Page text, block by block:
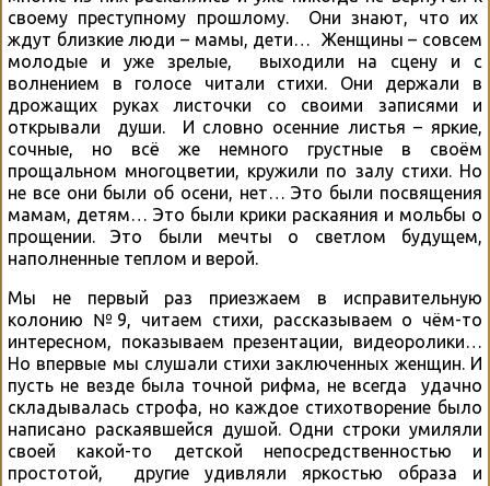
своему преступному прошлому. Они знают, что их
ждут близкие люди – мамы, дети… Женщины – совсем
молодые и уже зрелые, выходили на сцену и с
волнением в голосе читали стихи. Они держали в
дрожащих руках листочки со своими записями и
открывали души. И словно осенние листья – яркие,
сочные, но всё же немного грустные в своём
прощальном многоцветии, кружили по залу стихи. Но
не все они были об осени, нет… Это были посвящения
мамам, детям… Это были крики раскаяния и мольбы о
прощении. Это были мечты о светлом будущем,
наполненные теплом и верой.
Мы не первый раз приезжаем в исправительную
колонию №9, читаем стихи, рассказываем о чём-то
интересном, показываем презентации, видеоролики…
Но впервые мы слушали стихи заключенных женщин. И
пусть не везде была точной рифма, не всегда удачно
складывалась строфа, но каждое стихотворение было
написано раскаявшейся душой. Одни строки умиляли
своей какой-то детской непосредственностью и
простотой, другие удивляли яркостью образа и